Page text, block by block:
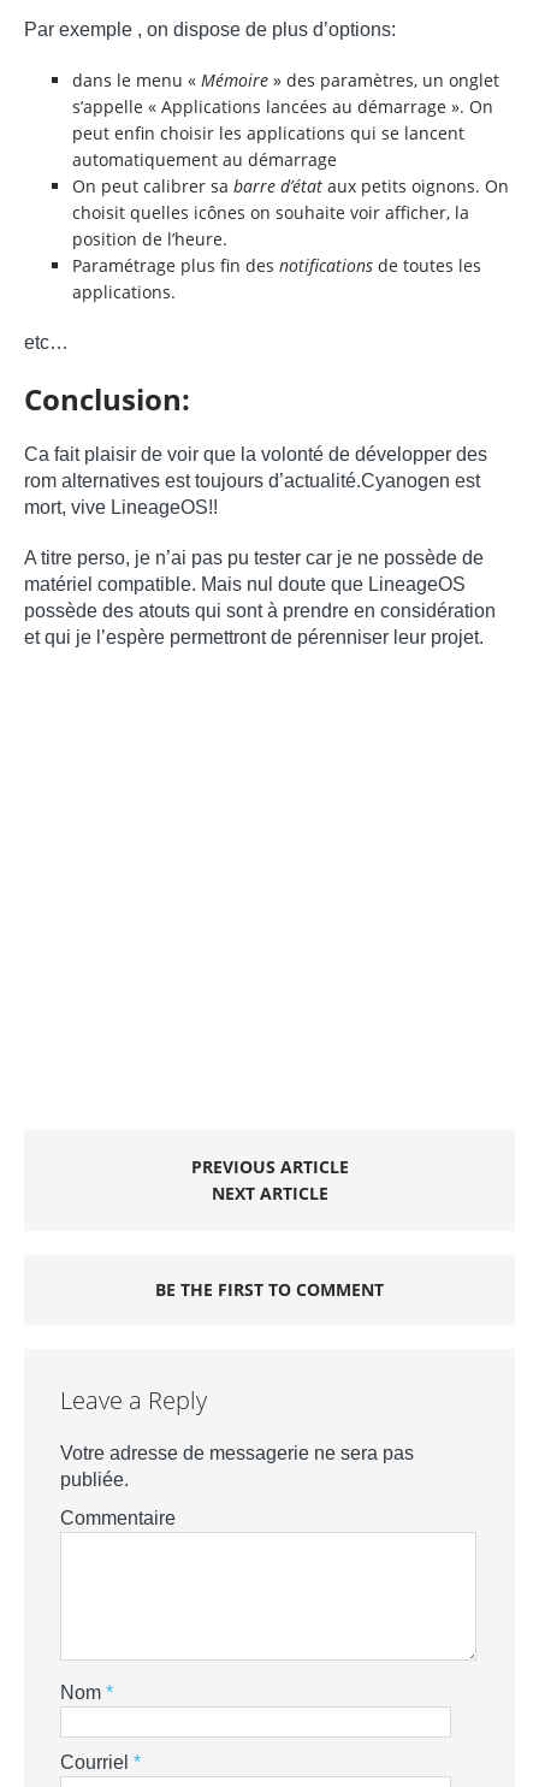
Par exemple , on dispose de plus d’options:
dans le menu « Mémoire » des paramètres, un onglet
s’appelle « Applications lancées au démarrage ». On
peut enfin choisir les applications qui se lancent
automatiquement au démarrage
On peut calibrer sa barre d’état aux petits oignons. On
choisit quelles icônes on souhaite voir afficher, la
position de l’heure.
Paramétrage plus fin des notifications de toutes les
applications.
etc…
Conclusion:
Ca fait plaisir de voir que la volonté de développer des
rom alternatives est toujours d’actualité.Cyanogen est
mort, vive LineageOS!!
A titre perso, je n’ai pas pu tester car je ne possède de
matériel compatible. Mais nul doute que LineageOS
possède des atouts qui sont à prendre en considération
et qui je l’espère permettront de pérenniser leur projet.
PREVIOUS ARTICLE
NEXT ARTICLE
BE THE FIRST TO COMMENT
Leave a Reply
Votre adresse de messagerie ne sera pas
publiée.
Commentaire
Nom *
Courriel *